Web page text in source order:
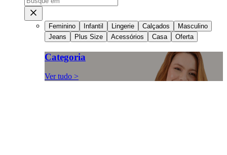
Feminino Infantil Lingerie Calçados
Masculino
Jeans
Plus Size Acessórios Casa Oferta
Categoria
Ver tudo >